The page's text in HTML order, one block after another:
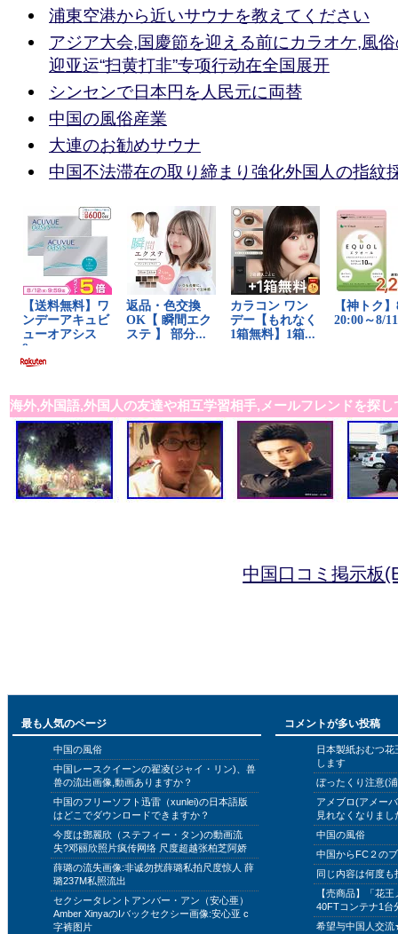
浦東空港から近いサウナを教えてください
アジア大会,国慶節を迎える前にカラオケ,風
迎亚运“扫黄打非”专项行动在全国展开
シンセンで日本円を人民元に両替
中国の風俗産業
大連のお勧めサウナ
中国不法滞在の取り締まり強化外国人の指紋
海外,外国語,外国人の友達や相互学習相手,メールフレンドを探し
中国口コミ掲示板
最も人気のページ
中国の風俗
中国レースクイーンの翟凌(ジャイ・リン)、兽
兽の流出画像,動画ありますか？
中国のフリーソフト迅雷（xunlei)の日本語版
はどこでダウンロードできますか？
今度は鄧麗欣（ステフィー・タン)の動画流
失?邓丽欣照片疯传网络 尺度超越张柏芝阿娇
薛璐の流失画像:非诚勿扰薛璐私拍尺度惊人 薛
璐237M私照流出
セクシータレントアンバー・アン（安心亜）
Amber XinyaのIバックセクシー画像:安心亚 c
字裤图片
コメントが多い投稿
日本製紙おむつ
します
ぼったくり注意(
アメブロ(アメー
見れなくなりまし
中国の風俗
中国からFC２の
同じ内容は何度
【売商品】「花
40FTコンテナ1台
希望与中国人交